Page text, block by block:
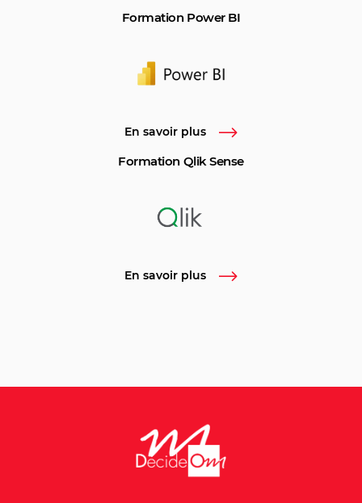
Formation Power BI
En savoir plus
Formation Qlik Sense
En savoir plus